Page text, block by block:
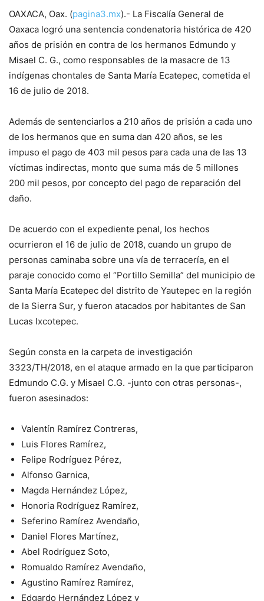
OAXACA, Oax. (pagina3.mx).- La Fiscalía General de
Oaxaca logró una sentencia condenatoria histórica de 420
años de prisión en contra de los hermanos Edmundo y
Misael C. G., como responsables de la masacre de 13
indígenas chontales de Santa María Ecatepec, cometida el
16 de julio de 2018.
Además de sentenciarlos a 210 años de prisión a cada uno
de los hermanos que en suma dan 420 años, se les
impuso el pago de 403 mil pesos para cada una de las 13
víctimas indirectas, monto que suma más de 5 millones
200 mil pesos, por concepto del pago de reparación del
daño.
De acuerdo con el expediente penal, los hechos
ocurrieron el 16 de julio de 2018, cuando un grupo de
personas caminaba sobre una vía de terracería, en el
paraje conocido como el “Portillo Semilla” del municipio de
Santa María Ecatepec del distrito de Yautepec en la región
de la Sierra Sur, y fueron atacados por habitantes de San
Lucas Ixcotepec.
Según consta en la carpeta de investigación
3323/TH/2018, en el ataque armado en la que participaron
Edmundo C.G. y Misael C.G. -junto con otras personas-,
fueron asesinados:
Valentín Ramírez Contreras,
Luis Flores Ramírez,
Felipe Rodríguez Pérez,
Alfonso Garnica,
Magda Hernández López,
Honoria Rodríguez Ramírez,
Seferino Ramírez Avendaño,
Daniel Flores Martínez,
Abel Rodríguez Soto,
Romualdo Ramírez Avendaño,
Agustino Ramírez Ramírez,
Edgardo Hernández López y